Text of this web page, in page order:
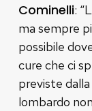
Cominelli:
ma sempre
possibile
cure che ci
previste
lombardo